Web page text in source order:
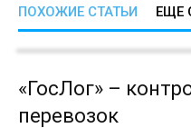
ПОХОЖИЕ СТАТЬИ ЕЩЕ
«ГосЛог» –
перевозок